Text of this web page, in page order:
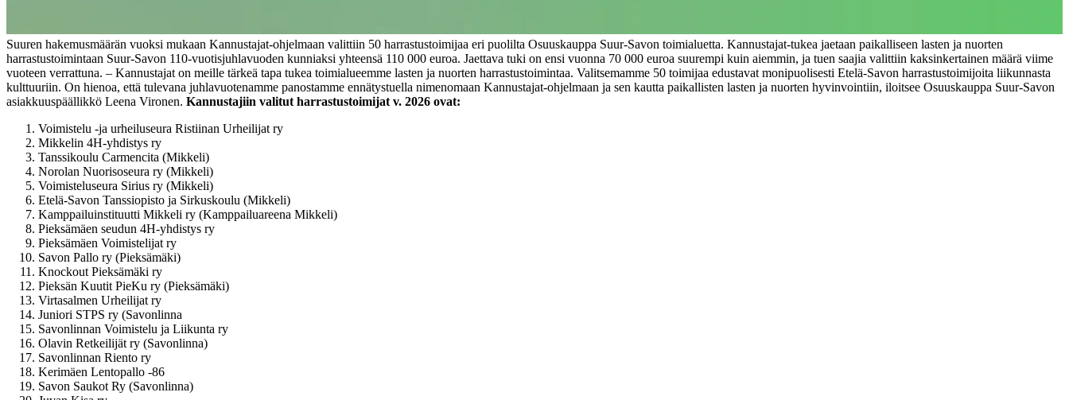
Suuren hakemusmäärän vuoksi mukaan Kannustajat-ohjelmaan valittiin 50 harrastustoimijaa eri puolilta Osuuskauppa Suur-Savon toimialuetta. Kannustajat-tukea jaetaan paikalliseen lasten ja nuorten
harrastustoimintaan Suur-Savon 110-vuotisjuhlavuoden kunniaksi yhteensä 110 000 euroa. Jaettava tuki on ensi vuonna 70 000 euroa suurempi kuin aiemmin, ja tuen saajia valittiin kaksinkertainen määrä viime
vuoteen verrattuna. ‒ Kannustajat on meille tärkeä tapa tukea toimialueemme lasten ja nuorten harrastustoimintaa. Valitsemamme 50 toimijaa edustavat monipuolisesti Etelä-Savon harrastustoimijoita liikunnasta
kulttuuriin. On hienoa, että tulevana juhlavuotenamme panostamme ennätystuella nimenomaan Kannustajat-ohjelmaan ja sen kautta paikallisten lasten ja nuorten hyvinvointiin, iloitsee Osuuskauppa Suur-Savon
asiakkuuspäällikkö Leena Vironen. Kannustajiin valitut harrastustoimijat v. 2026 ovat:
Voimistelu -ja urheiluseura Ristiinan Urheilijat ry
Mikkelin 4H-yhdistys ry
Tanssikoulu Carmencita (Mikkeli)
Norolan Nuorisoseura ry (Mikkeli)
Voimisteluseura Sirius ry (Mikkeli)
Etelä-Savon Tanssiopisto ja Sirkuskoulu (Mikkeli)
Kamppailuinstituutti Mikkeli ry (Kamppailuareena Mikkeli)
Pieksämäen seudun 4H-yhdistys ry
Pieksämäen Voimistelijat ry
Savon Pallo ry (Pieksämäki)
Knockout Pieksämäki ry
Pieksän Kuutit PieKu ry (Pieksämäki)
Virtasalmen Urheilijat ry
Juniori STPS ry (Savonlinna
Savonlinnan Voimistelu ja Liikunta ry
Olavin Retkeilijät ry (Savonlinna)
Savonlinnan Riento ry
Kerimäen Lentopallo -86
Savon Saukot Ry (Savonlinna)